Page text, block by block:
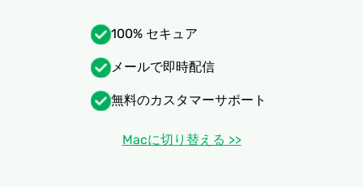
100% セキュア
メールで即時配信
無料のカスタマーサポート
Macに切り替える >>